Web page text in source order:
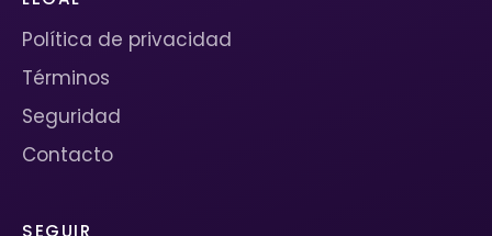
Política de privacidad
Términos
Seguridad
Contacto